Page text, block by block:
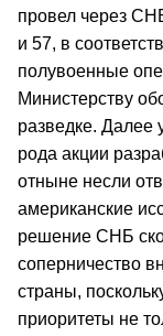
провел через
и 57, в
полувоенные
Министерству
разведке. Далее
рода акции
отныне несли
американские
решение СНБ
соперничество
страны,
приоритеты не